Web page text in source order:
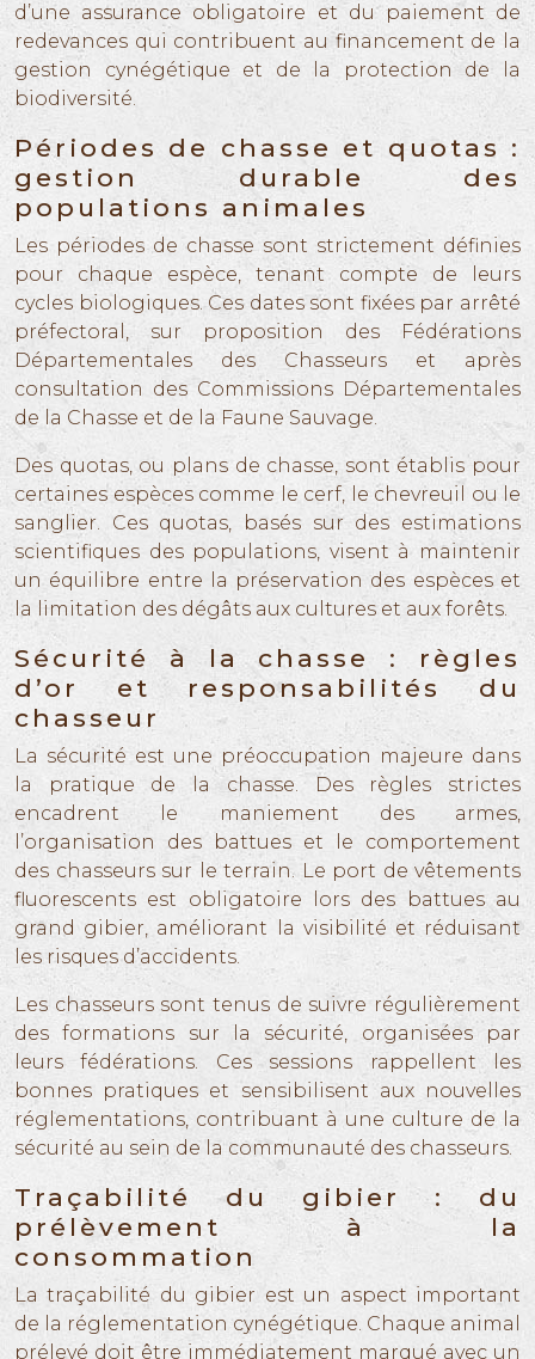
d’une assurance obligatoire et du paiement de
redevances qui contribuent au financement de la
gestion cynégétique et de la protection de la
biodiversité.
Périodes de chasse et quotas :
gestion durable des
populations animales
Les périodes de chasse sont strictement définies
pour chaque espèce, tenant compte de leurs
cycles biologiques. Ces dates sont fixées par arrêté
préfectoral, sur proposition des Fédérations
Départementales des Chasseurs et après
consultation des Commissions Départementales
de la Chasse et de la Faune Sauvage.
Des quotas, ou plans de chasse, sont établis pour
certaines espèces comme le cerf, le chevreuil ou le
sanglier. Ces quotas, basés sur des estimations
scientifiques des populations, visent à maintenir
un équilibre entre la préservation des espèces et
la limitation des dégâts aux cultures et aux forêts.
Sécurité à la chasse : règles
d’or et responsabilités du
chasseur
La sécurité est une préoccupation majeure dans
la pratique de la chasse. Des règles strictes
encadrent le maniement des armes,
l’organisation des battues et le comportement
des chasseurs sur le terrain. Le port de vêtements
fluorescents est obligatoire lors des battues au
grand gibier, améliorant la visibilité et réduisant
les risques d’accidents.
Les chasseurs sont tenus de suivre régulièrement
des formations sur la sécurité, organisées par
leurs fédérations. Ces sessions rappellent les
bonnes pratiques et sensibilisent aux nouvelles
réglementations, contribuant à une culture de la
sécurité au sein de la communauté des chasseurs.
Traçabilité du gibier : du
prélèvement à la
consommation
La traçabilité du gibier est un aspect important
de la réglementation cynégétique. Chaque animal
prélevé doit être immédiatement marqué avec un